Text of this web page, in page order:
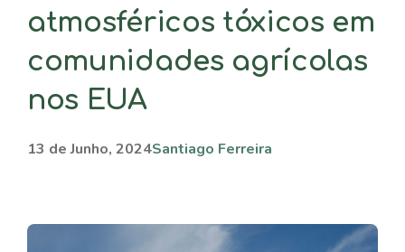
atmosféricos tóxicos em
comunidades agrícolas
nos EUA
13 de Junho, 2024Santiago Ferreira